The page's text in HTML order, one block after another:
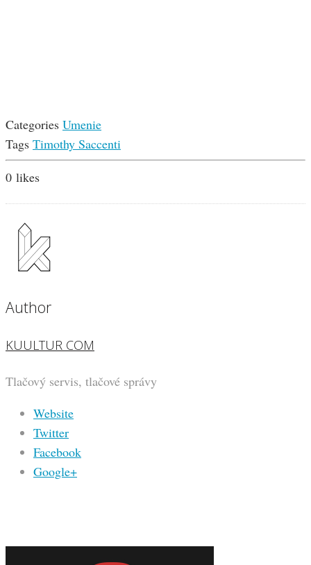
Categories Umenie
Tags Timothy Saccenti
0 likes
Author
KUULTUR COM
Tlačový servis, tlačové správy
Website
Twitter
Facebook
Google+